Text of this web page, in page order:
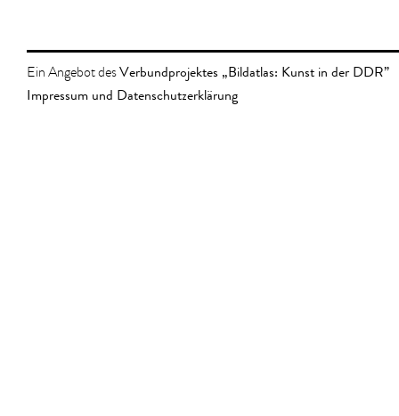
Ein Angebot desVerbundprojektes „Bildatlas: Kunst in der DDR”
Impressum und Datenschutzerklärung